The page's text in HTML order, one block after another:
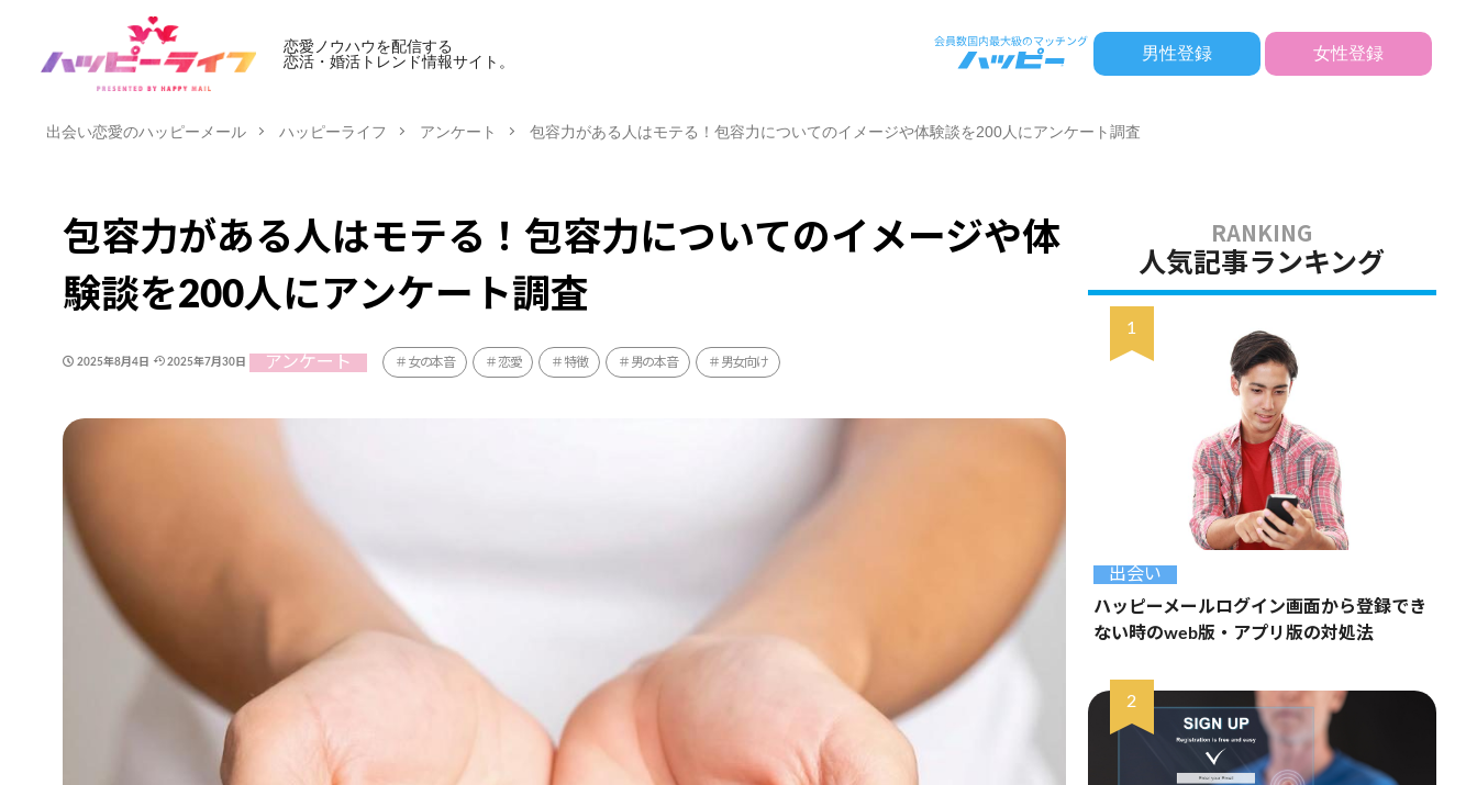
恋愛ノウハウを配信する
恋活・婚活トレンド情報サイト。
男性登録 女性登録
出会い恋愛のハッピーメール ハッピーライフ アンケート 包容力がある人はモテる！包容力についてのイメージや体験談を200人にアンケート調査
包容力がある人はモテる！包容力についてのイメージや体
験談を200人にアンケート調査
2025年8月4日 2025年7月30日 アンケート 女の本音 恋愛 特徴 男の本音 男女向け
人気記事ランキング
出会い
ハッピーメールログイン画面から登録でき
ない時のweb版・アプリ版の対処法